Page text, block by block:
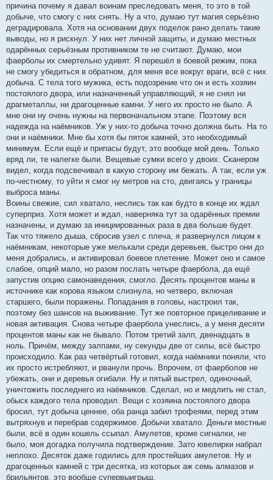
причина почему я давал воинам преследовать меня, то это в той
добыче, что смогу с них снять. Ну а что, думаю тут магия серьёзно
деградировала. Хотя на основании двух поделок рано делать такие
выводы, но я рискнул. У них нет личной защиты, и думаю местных
одарённых серьёзным противником те не считают. Думаю, мои
фаерболы их смертельно удивят. Я перешёл в боевой режим, пока
не смогу убедиться в обратном, для меня все вокруг враги, всё с них
добыча. С тела того мужика, есть подозрение что он и есть хозяин
постоялого двора, или назначенный управляющий, я не снял ни
драгметаллы, ни драгоценные камни. У него их просто не было. А
мне они ну очень нужны на первоначальном этапе. Поэтому вся
надежда на наёмников. Уж у них-то добыча точно должна быть. На то
они и наёмники. Мне бы хотя бы пяток камней, это необходимый
минимум. Если ещё и припасы будут, это вообще мой день. Только
вряд ли, те налегке были. Вещевые сумки всего у двоих. Сканером
видел, когда подсвечивал в какую сторону им бежать. А так, если уж
по-честному, то уйти я смог ну метров на сто, двигаясь у границы
выброса маны.
Воины свежие, сил хватало, неслись так как будто в конце их ждал
суперприз. Хотя может и ждал, наверняка тут за одарённых премии
назначены, и думаю за инициированных раза в два больше будет.
Так что тяжело дыша, сбросив узел с плеча, я развернулся лицом к
наёмникам, некоторые уже мелькали среди деревьев, быстро они до
меня добрались, и активировал боевое плетение. Может оно и самое
слабое, опций мало, но разом послать четыре фаербола, да ещё
запустив опцию самонаведения, смогло. Десять процентов маны в
источнике как корова языком слизнула, но четверо, включая
старшего, были поражены. Попадания в головы, настроил так,
поэтому без шансов на выживание. Тут же повторное прицеливание и
новая активация. Снова четыре фаербола унеслись, а у меня десяти
процентов маны как не бывало. Потом третий залп, двенадцать в
ноль. Причём, между залпами, ну секунды две от силы, всё быстро
происходило. Как раз четвёртый готовил, когда наёмники поняли, что
их просто истребляют, и рванули прочь. Впрочем, от фаерболов не
убежать, они и деревья огибали. Ну и пятый выстрел, одиночный,
уничтожить последнего из наёмников. Сделал, но и медлить не стал,
обыск каждого тела проводил. Вещи с хозяина постоялого двора
бросил, тут добыча ценнее, оба ранца забил трофеями, перед этим
вытряхнув и перебрав содержимое. Добычи хватало. Деньги местные
были, всё в один кошель ссыпал. Амулетов, кроме сигналки, не
было, моя догадка получила подтверждение. Зато ювелирки набрал
неплохо. Десяток даже годились для простейших амулетов. Ну и
драгоценных камней с три десятка, из которых аж семь алмазов и
брильянтов, это вообще супервыигрыш.